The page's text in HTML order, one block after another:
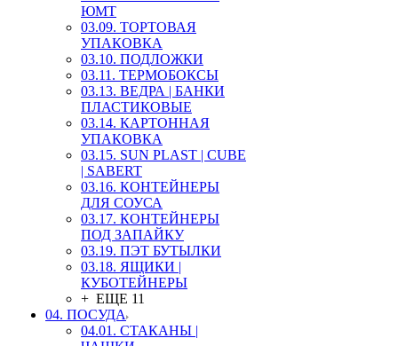
ЮМТ
03.09. ТОРТОВАЯ
УПАКОВКА
03.10. ПОДЛОЖКИ
03.11. ТЕРМОБОКСЫ
03.13. ВЕДРА | БАНКИ
ПЛАСТИКОВЫЕ
03.14. КАРТОННАЯ
УПАКОВКА
03.15. SUN PLAST | CUBE
| SABERT
03.16. КОНТЕЙНЕРЫ
ДЛЯ СОУСА
03.17. КОНТЕЙНЕРЫ
ПОД ЗАПАЙКУ
03.19. ПЭТ БУТЫЛКИ
03.18. ЯЩИКИ |
КУБОТЕЙНЕРЫ
+ ЕЩЕ 11
04. ПОСУДА
04.01. СТАКАНЫ |